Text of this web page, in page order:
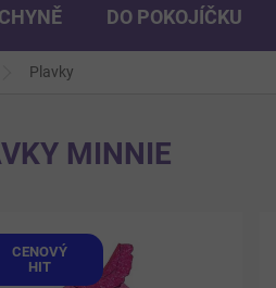
DO POKOJÍČKU
Plavky
MINNIE
CENOVÝ
HIT